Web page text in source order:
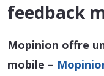
feedback
Mopinion offre
mobile –